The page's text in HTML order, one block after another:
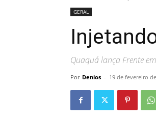
GERAL
Quaquá lança Frente
Por Denios - 19 de fevereiro